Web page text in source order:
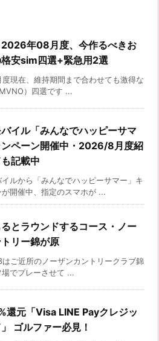
2026年08月度、今作るべきお
安sim四選+緊急用2選
現在、維持期間まで合わせても激得な
）四選です ...
イル「みんなでハッピーサマ
ンペーン開催中・2026/8月度紹
記載中
ルから「みんなでハッピーサマー」キ
が開催中、指定のスマホが ...
とラウンドするコース・ノー
リー錦が原
ご近所のノーザンカントリークラブ錦
場でプレーさせて ...
還元「Visa LINE Payクレジッ
ゴルファー必見！